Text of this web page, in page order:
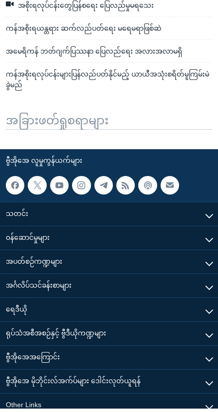
အစိုးရလုပ်ငန်းတွေပြန်စရေး ပြေလည်မှုမရသေး
ကန်အစိုးရယန္တရား ဆက်လည်ပတ်ရေး မရေမရာဖြစ်ဆဲ
အမေရိကန် ဘတ်ဂျက်ပြဿနာ ပြေလည်ရေး အလားအလာမရှိ
ကန်အစိုးရလုပ်ငန်းများပြန်လည်ပတ်နိုင်မည့် ယာယီအသုံးစရိတ်မူကြမ်းမဲ
ခွဲမည်
အခြားဖတ်ရှုစရာများ
ဗွီအိုအေ လူမှုကွန်ယက်များ
သတင်း
၀န်ဆောင်မှုများ
အပတ်စဉ်ကဏ္ဍများ
အင်္ဂလိပ်သင်ခန်းစာများ
ရေဒီယို
ရုပ်သံအစီအစဉ်နှင့် ဗွီဒီယိုကဏ္ဍများ
ဗွီအိုအေအကြောင်း
ဗွီအိုအေ မိုဘိုင်းလ်အက်ပ်များ ဒေါင်းလုတ်ယူရန်
Other Links